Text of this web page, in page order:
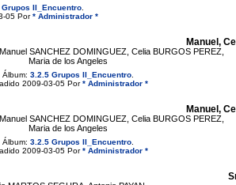
Grupos II_Encuentro
05 Por* Administrador *
Manuel,
SANCHEZ DOMINGUEZ, Celia BURGOS PEREZ,
Maria de los Angeles
Álbum: 3.2.5 Grupos II_Encuentro
2009-03-05 Por* Administrador *
Manuel,
SANCHEZ DOMINGUEZ, Celia BURGOS PEREZ,
Maria de los Angeles
Álbum: 3.2.5 Grupos II_Encuentro
2009-03-05 Por* Administrador *